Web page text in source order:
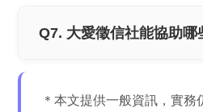
Q7. 大愛徵信社能協助哪
＊本文提供一般資訊，實